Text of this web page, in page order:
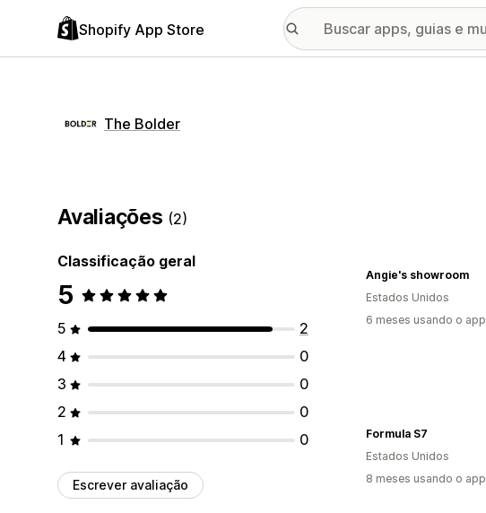
Shopify App Store
The Bolder
Avaliações (2)
Classificação geral
5
5
2
4
0
3
0
2
0
1
0
Escrever avaliação
Angie's showroom
Estados Unidos
6 meses usando o app
Formula S7
Estados Unidos
8 meses usando o app